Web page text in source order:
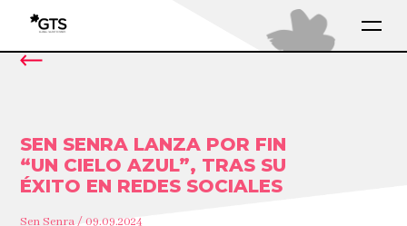
SEN SENRA LANZA POR FIN
“UN CIELO AZUL”, TRAS SU
ÉXITO EN REDES SOCIALES
Sen Senra / 09.09.2024